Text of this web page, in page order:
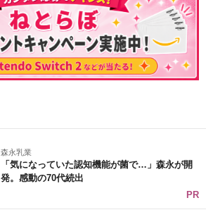
森永乳業
「気になっていた認知機能が菌で…」森永が開
発。感動の70代続出
PR